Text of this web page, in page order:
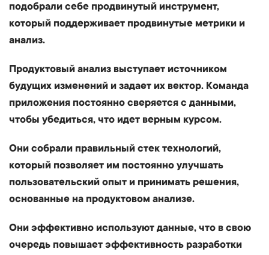
подобрали себе продвинутый инструмент,
который поддерживает продвинутые метрики и
анализ.
Продуктовый анализ выступает источником
будущих изменений и задает их вектор. Команда
приложения постоянно сверяется с данными,
чтобы убедиться, что идет верным курсом.
Они собрали правильный стек технологий,
который позволяет им постоянно улучшать
пользовательский опыт и принимать решения,
основанные на продуктовом анализе.
Они эффективно используют данные, что в свою
очередь повышает эффективность разработки